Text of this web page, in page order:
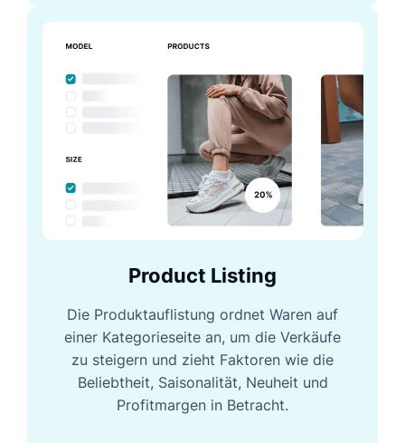
Product Listing
Die Produktauflistung ordnet Waren auf
einer Kategorieseite an, um die Verkäufe
zu steigern und zieht Faktoren wie die
Beliebtheit, Saisonalität, Neuheit und
Profitmargen in Betracht.